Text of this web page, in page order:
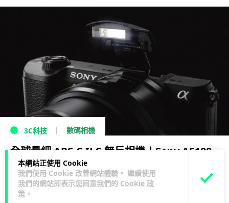
本網站正使用 Cookie
我們使用 Cookie 改善網站體驗。 繼續使用
我們的網站即表示您同意我們的 Cookie 政
策 。
3C科技 數碼相機
全球最細 APS-C ILC 無反相機！Sony A5100
正式公開
12 年前